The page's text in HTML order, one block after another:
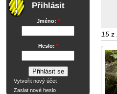
Přihlásit
Jméno: *
Heslo: *
Vytvořit nový účet
Zaslat nové heslo
15 z